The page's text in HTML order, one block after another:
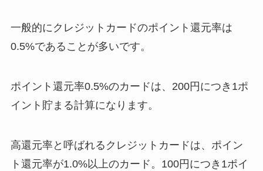
一般的にクレジットカードのポイント還元率は
0.5%であることが多いです。
ポイント還元率0.5%のカードは、200円につき1ポ
イント貯まる計算になります。
高還元率と呼ばれるクレジットカードは、ポイン
ト還元率が1.0%以上のカード。100円につき1ポイ